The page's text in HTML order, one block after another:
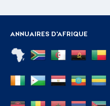
ANNUAIRES D'AFRIQUE